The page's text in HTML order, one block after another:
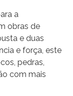
a
obras de
e duas
e força, este
pedras,
com mais